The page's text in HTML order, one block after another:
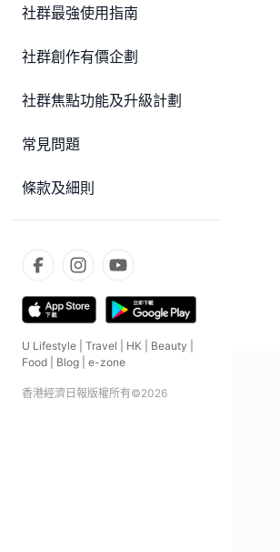
社群最強使用指南
社群創作有價企劃
社群焦點功能及升級計劃
常見問題
條款及細則
U Lifestyle Travel HK Beauty
Food
Blog e-zone
香港經濟日報版權所有©2026